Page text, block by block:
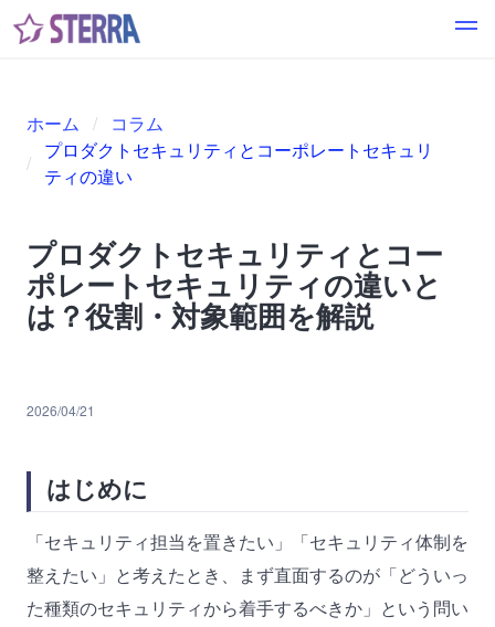
ホーム
コラム
プロダクトセキュリティとコーポレートセキュリ
ティの違い
プロダクトセキュリティとコー
ポレートセキュリティの違いと
は？役割・対象範囲を解説
2026/04/21
はじめに
「セキュリティ担当を置きたい」「セキュリティ体制を
整えたい」と考えたとき、まず直面するのが「どういっ
た種類のセキュリティから着手するべきか」という問い